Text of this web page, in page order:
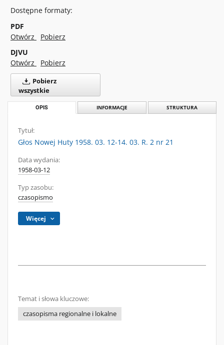
Dostępne formaty:
PDF
Otwórz
Pobierz
DJVU
Otwórz
Pobierz
Pobierz
wszystkie
OPIS INFORMACJE STRUKTURA
Tytuł:
Głos Nowej Huty 1958. 03. 12-14. 03. R. 2 nr 21
Data wydania:
1958-03-12
Typ zasobu:
czasopismo
Więcej
Temat i słowa kluczowe:
czasopisma regionalne i lokalne